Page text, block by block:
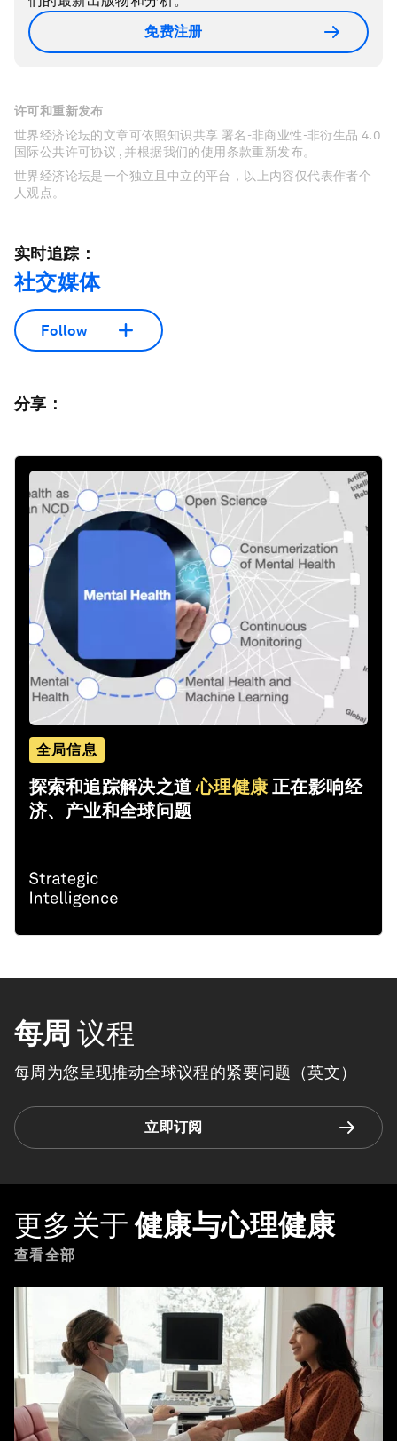
免费注册
许可和重新发布
世界经济论坛的文章可依照知识共享 署名-非商业性-非衍生品 4.0
国际公共许可协议 , 并根据我们的使用条款重新发布。
世界经济论坛是一个独立且中立的平台，以上内容仅代表作者个
人观点。
实时追踪：
社交媒体
Follow
分享：
全局信息
探索和追踪解决之道心理健康正在影响经
济、产业和全球问题
每周 议程
每周为您呈现推动全球议程的紧要问题（英文）
立即订阅
更多关于 健康与心理健康
查看全部